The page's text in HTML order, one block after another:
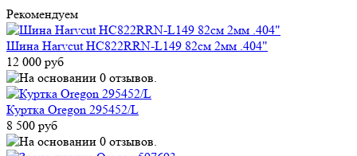
Рекомендуем
Шина Harvcut HC822RRN-L149 82см 2мм .404"
12 000 руб
Куртка Oregon 295452/L
8 500 руб